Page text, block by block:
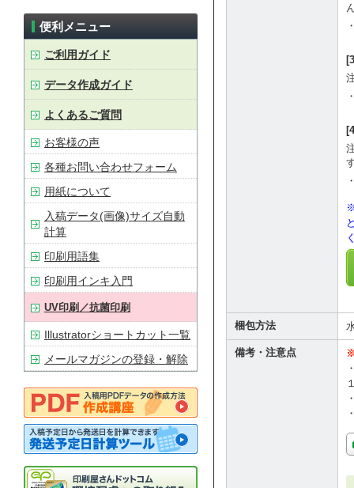
梱包方法
備考・注意点
便利メニュー
ご利用ガイド
データ作成ガイド
よくあるご質問
お客様の声
各種お問い合わせフォーム
用紙について
入稿データ(画像)サイズ自動
計算
印刷用語集
印刷用インキ入門
UV印刷／抗菌印刷
Illustratorショートカット一覧
メールマガジンの登録・解除